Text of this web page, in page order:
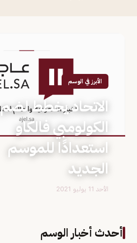
الأبرز في الوسم
الاتحاد يخطط لضم
الكولومبي فالكاو
استعدادًا للموسم
الجديد
الأحد 11 يوليو 2021
أحدث أخبار الوسم